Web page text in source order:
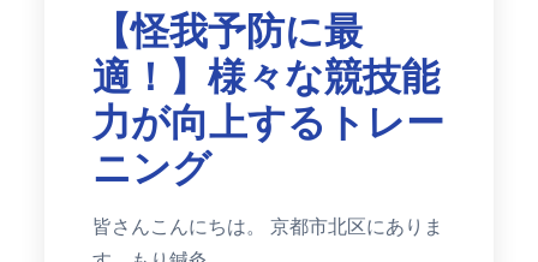
【怪我予防に最
適！】様々な競技能
力が向上するトレー
ニング
皆さんこんにちは。 京都市北区にありま